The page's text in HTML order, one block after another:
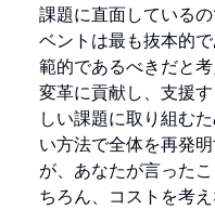
課題に直面している
ベントは最も抜本的
範的であるべきだと
変革に貢献し、支援
しい課題に取り組む
い方法で全体を再発
が、あなたが言った
ちろん、コストを考